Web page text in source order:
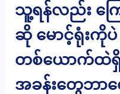
သူ့ရန်လည်း ကြ
ဆို မောင့်ရုံးကို
တစ်ယောက်ထဲရှိ
အခန်းတွေဘာတွ